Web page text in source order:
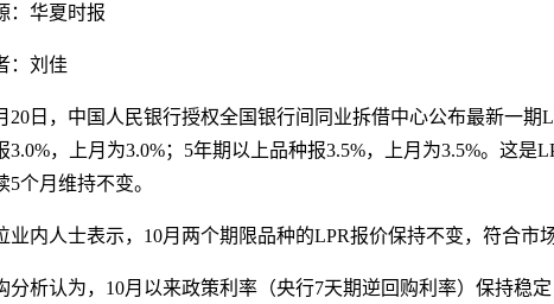
：华夏时报
：刘佳
20日，中国人民银行授权全国银行间同业拆借中心公布最新一期
3.0%，上月为3.0%；5年期以上品种报3.5%，上月为3.5%。这是
5个月维持不变。
业内人士表示，10月两个期限品种的LPR报价保持不变，符合市
分析认为，10月以来政策利率（央行7天期逆回购利率）保持稳